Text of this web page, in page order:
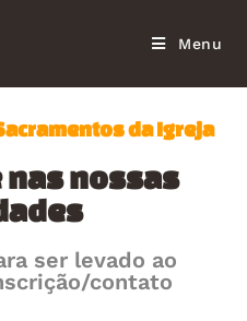
Menu
da Igreja
nossas
ser levado ao
contato